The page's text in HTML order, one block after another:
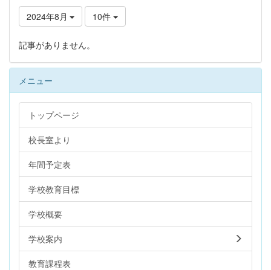
2024年8月 10件
記事がありません。
メニュー
トップページ
校長室より
年間予定表
学校教育目標
学校概要
学校案内
教育課程表